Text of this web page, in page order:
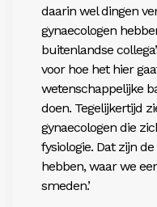
daarin wel dingen
gynaecologen
buitenlandse
voor hoe het hier
wetenschappelijke
doen. Tegelijkertijd
gynaecologen die
fysiologie. Dat zijn
hebben, waar we
smeden.’